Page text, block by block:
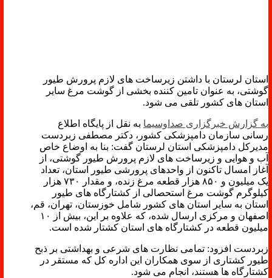
استان لرستان با داشتن زیرساخت های لازم پرورش طیور
گوشتی، به عنوان تامین کننده بخشی از گوشت مرغ سایر
استان های کشور تلقی می شود.
به گزارش خبرگزاری صداوسیما به نقل از پایگاه اطلاع
رسانی سازمان دامپزشکی کشور، دکتر مصطفی زبردست
مدیرکل دامپزشکی استان لرستان گفت: بنا به اوضاع خاص
آب و هوایی و زیرساخت های لازم پرورش طیور گوشتی، از
آغاز امسال تاکنون از واحدهای پرورشی طیور استان، تعداد
یک میلیون و ۸۵۰ هزار قطعه مرغ زنده، و مقدار ۷۳۰ هزار
کیلوگرم گوشت مرغ استحصالی از کشتارگاه های طیور
استان به سایر استان های کشور شامل خوزستان، تهران، قم،
اصفهان و مرکزی ارسال شده، که علاوه بر این، بیش از ۱۰
میلیون قطعه در کشتارگاه های استان کشتار شده است.
زبردست افزود: تمامی نظارت های شرعی و بهداشتی بر ذبح
طیور کشتاری از سوی همکاران این اداره کل که مستقر در
کشتارگاه ها هستند، انجام می شود.